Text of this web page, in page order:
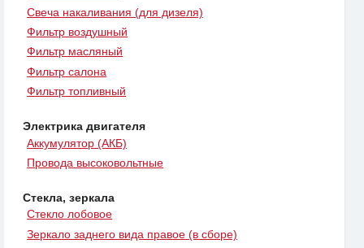
Свеча накаливания (для дизеля)
Фильтр воздушный
Фильтр масляный
Фильтр салона
Фильтр топливный
Электрика двигателя
Аккумулятор (АКБ)
Провода высоковольтные
Стекла, зеркала
Стекло лобовое
Зеркало заднего вида правое (в сборе)